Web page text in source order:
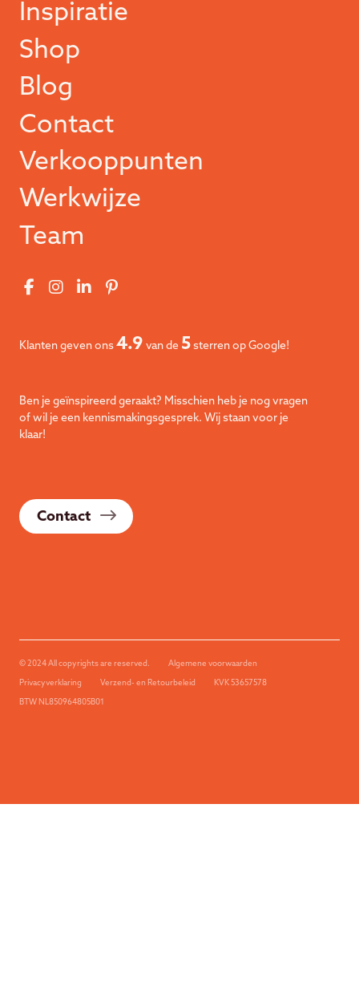
Inspiratie
Shop
Blog
Contact
Verkooppunten
Werkwijze
Team
Klanten geven ons 4.9 van de 5 sterren op Google!
Ben je geïnspireerd geraakt? Misschien heb je nog vragen
of wil je een kennismakingsgesprek. Wij staan voor je
klaar!
Contact
© 2024 All copyrights are reserved. Algemene voorwaarden
Privacyverklaring Verzend- en Retourbeleid KVK 53657578
BTW NL850964805B01